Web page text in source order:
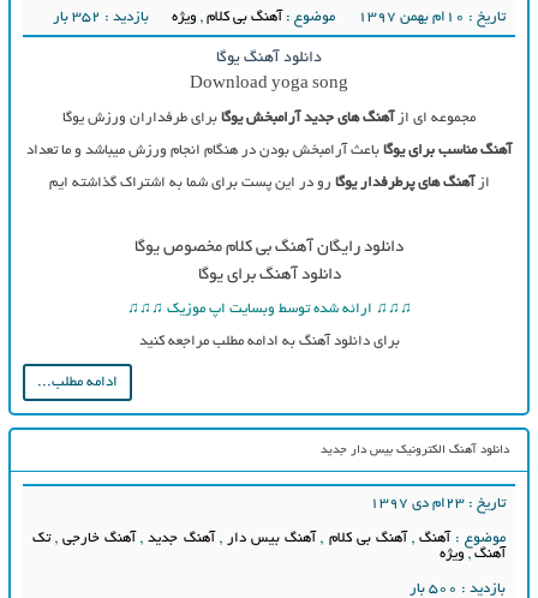
تاریخ : ۱۰ام بهمن ۱۳۹۷ موضوع : آهنگ بی کلام, ویژه بازدید : 352 بار
دانلود آهنگ یوگا
Download yoga song
مجموعه ای از آهنگ های جدید آرامبخش یوگا برای طرفداران ورزش یوگا
آهنگ مناسب برای یوگا باعث آرامبخش بودن در هنگام انجام ورزش میباشد و ما تعداد
ازآهنگ های پرطرفدار یوگا رو در این پست برای شما به اشتراک گذاشته ایم
دانلود رایگان آهنگ بی کلام مخصوص یوگا
دانلود آهنگ برای یوگا
♫♫♫ ارائه شده توسط وبسایت اپ موزیک ♫♫♫
برای دانلود آهنگ به ادامه مطلب مراجعه کنید
ادامه مطلب...
دانلود آهنگ الکترونیک بیس دار جدید
تاریخ : ۲۳ام دی ۱۳۹۷
موضوع : آهنگ, آهنگ بی کلام , آهنگ بیس دار , آهنگ جدید, آهنگ خارجی,تک
آهنگ, ویژه
بازدید : 500 بار